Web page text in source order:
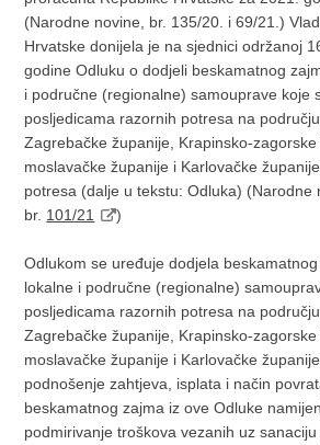
(Narodne novine, br. 135/20. i 69/21.)
Hrvatske donijela je na sjednici održanoj
godine Odluku o dodjeli beskamatnog
i područne (regionalne) samouprave koje
posljedicama razornih potresa na
Zagrebačke županije, Krapinsko-
moslavačke županije i Karlovačke
potresa (dalje u tekstu: Odluka) (Narodne
br. 101/21 )
Odlukom se uređuje dodjela
lokalne i područne (regionalne)
posljedicama razornih potresa na
Zagrebačke županije, Krapinsko-
moslavačke županije i Karlovačke
podnošenje zahtjeva, isplata i način
beskamatnog zajma iz ove Odluke
podmirivanje troškova vezanih uz